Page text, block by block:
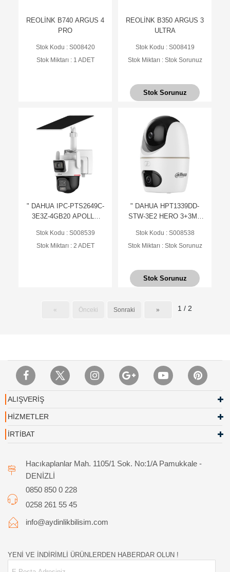
REOLİNK B740 ARGUS 4
PRO
Stok Kodu : S008420
Stok Miktarı : 1 ADET
REOLİNK B350 ARGUS 3
ULTRA
Stok Kodu : S008419
Stok Miktarı : Stok Sorunuz
Stok Sorunuz
" DAHUA IPC-PTS2649C-
3E3Z-4GB20 APOLLO
Hybrid-zoom PT 4G Solar
Power IP KAMERA
Stok Kodu : S008539
Stok Miktarı : 2 ADET
" DAHUA HPT1339DD-
STW-3E2 HERO 3+3MP
PT KAMERA
Stok Kodu : S008538
Stok Miktarı : Stok Sorunuz
Stok Sorunuz
« Önceki Sonraki » 1 / 2
ALIŞVERİŞ
HİZMETLER
İRTİBAT
Hacıkaplanlar Mah. 1105/1 Sok. No:1/A Pamukkale -
DENİZLİ
0850 850 0 228
0258 261 55 45
info@aydinlikbilisim.com
YENİ VE İNDİRİMLİ ÜRÜNLERDEN HABERDAR OLUN !